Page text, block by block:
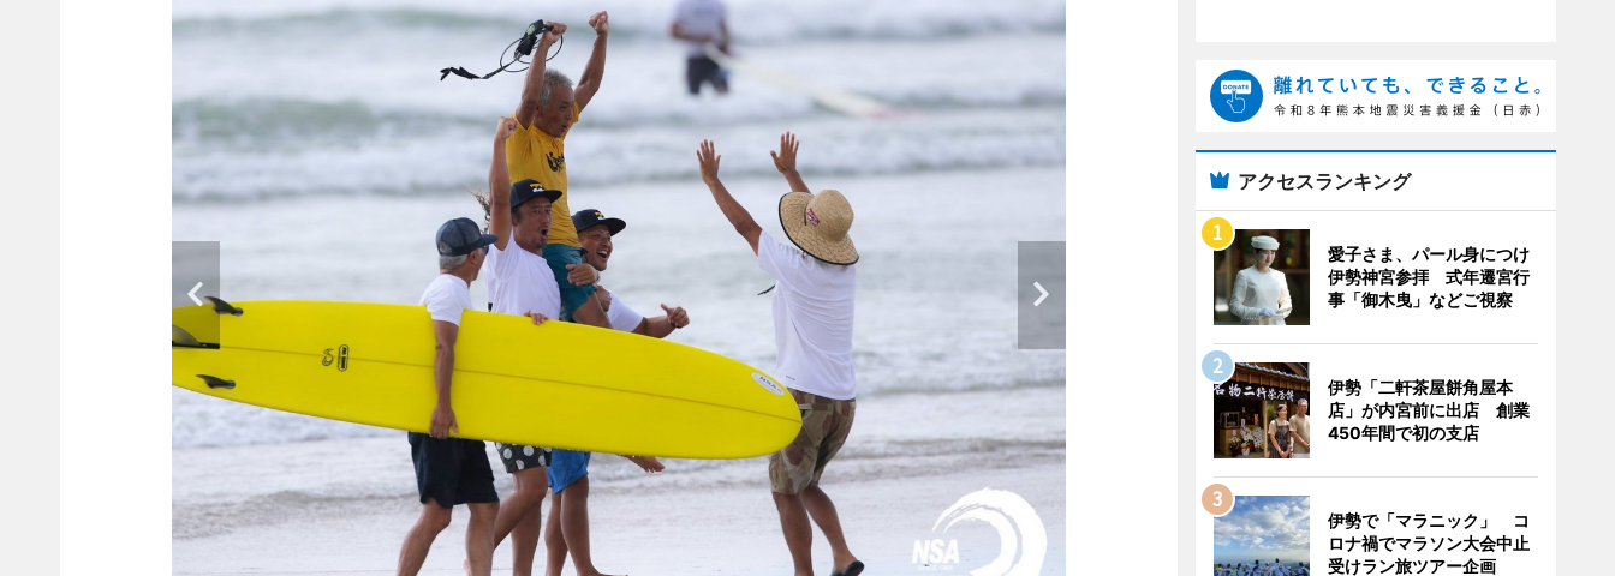
アクセスランキング
愛子さま、パール身につけ
伊勢神宮参拝 式年遷宮行
事「御木曳」などご視察
伊勢「二軒茶屋餅角屋本
店」が内宮前に出店 創業
450年間で初の支店
伊勢で「マラニック」 コ
ロナ禍でマラソン大会中止
受けラン旅ツアー企画